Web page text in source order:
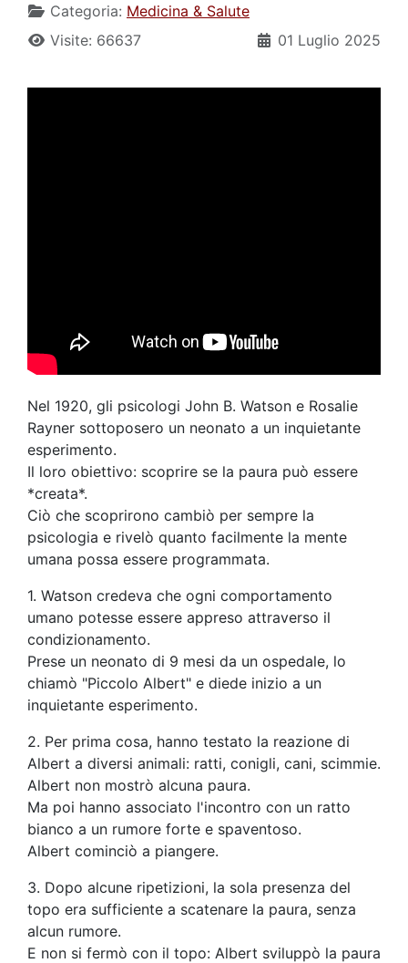
Categoria: Medicina & Salute
01 Luglio 2025
Visite: 66637
Nel 1920, gli psicologi John B. Watson e Rosalie
Rayner sottoposero un neonato a un inquietante
esperimento.
Il loro obiettivo: scoprire se la paura può essere
*creata*.
Ciò che scoprirono cambiò per sempre la
psicologia e rivelò quanto facilmente la mente
umana possa essere programmata.
1. Watson credeva che ogni comportamento
umano potesse essere appreso attraverso il
condizionamento.
Prese un neonato di 9 mesi da un ospedale, lo
chiamò "Piccolo Albert" e diede inizio a un
inquietante esperimento.
2. Per prima cosa, hanno testato la reazione di
Albert a diversi animali: ratti, conigli, cani, scimmie.
Albert non mostrò alcuna paura.
Ma poi hanno associato l'incontro con un ratto
bianco a un rumore forte e spaventoso.
Albert cominciò a piangere.
3. Dopo alcune ripetizioni, la sola presenza del
topo era sufficiente a scatenare la paura, senza
alcun rumore.
E non si fermò con il topo: Albert sviluppò la paura